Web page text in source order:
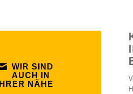
WIR SIND
AUCH IN
IHRER NÄHE